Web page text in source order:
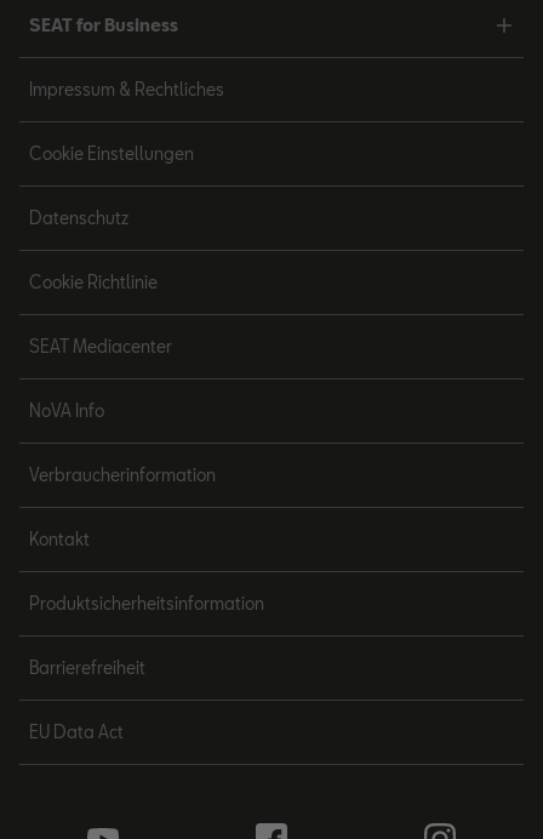
SEAT for Business
Impressum & Rechtliches
Cookie Einstellungen
Datenschutz
Cookie Richtlinie
SEAT Mediacenter
NoVA Info
Verbraucherinformation
Kontakt
Produktsicherheitsinformation
Barrierefreiheit
EU Data Act